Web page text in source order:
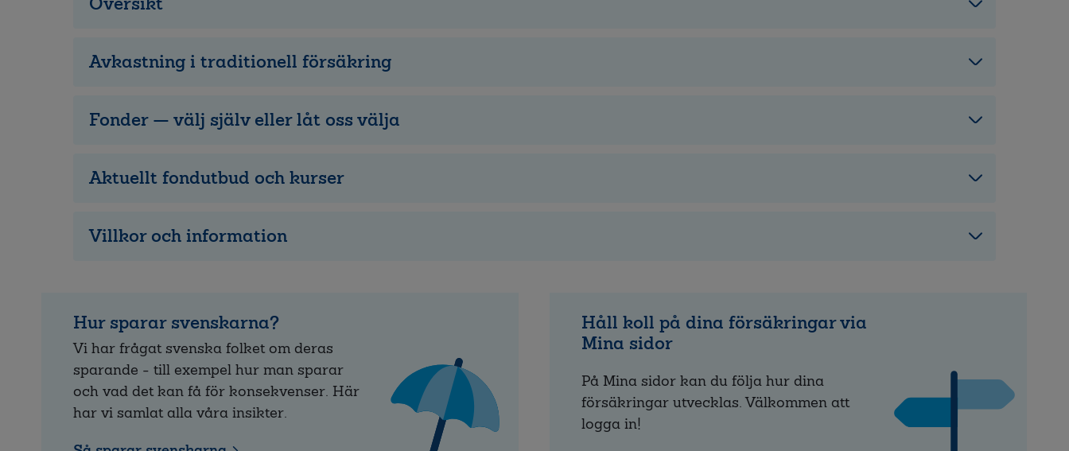
Avkastning i traditionell försäkring
Fonder — välj själv eller låt oss välja
Aktuellt fondutbud och kurser
Villkor och information
Hur sparar svenskarna?
Vi har frågat svenska folket om deras
sparande - till exempel hur man sparar
och vad det kan få för konsekvenser. Här
har vi samlat alla våra insikter.
Håll koll på dina försäkringar via
Mina sidor
På Mina sidor kan du följa hur dina
försäkringar utvecklas. Välkommen att
logga in!